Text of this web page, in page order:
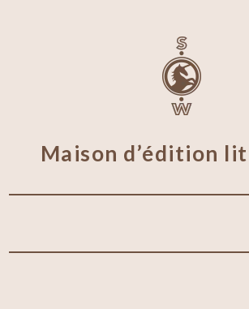
Maison d’édition